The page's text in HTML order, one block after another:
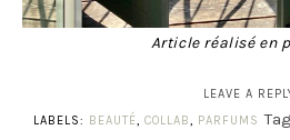
Article réalisé en
LEAVE A
LABELS: BEAUTÉ,COLLAB, PARFUMS